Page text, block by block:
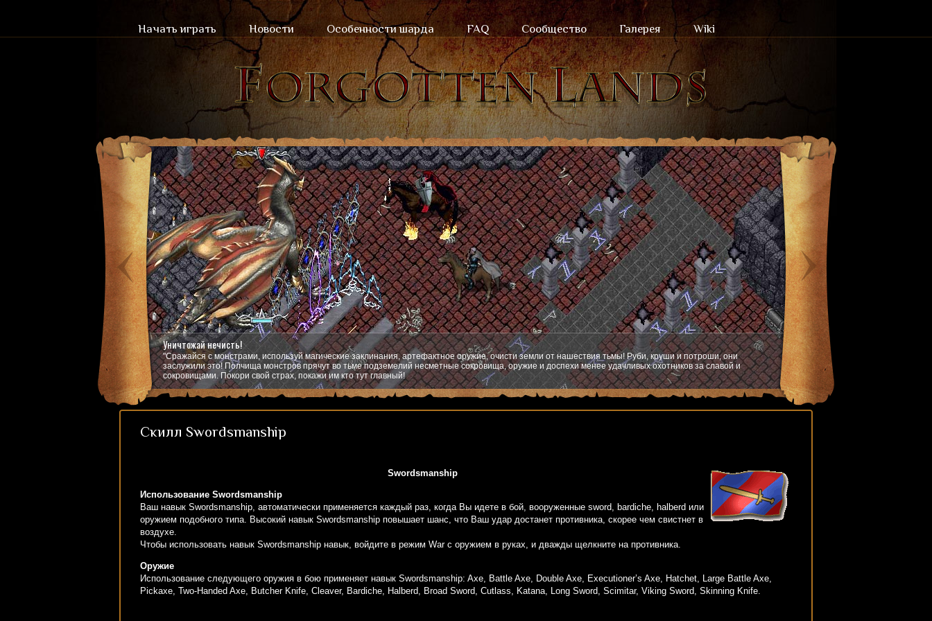
Начать играть Новости Особенности шарда FAQ Сообщество Галерея Wiki
Уничтожай нечисть!
"Сражайся с монстрами, используй магические заклинания, артефактное оружие, очисти земли от нашествия тьмы! Руби, круши и потроши, они
заслужили это! Полчища монстров прячут во тьме подземелий несметные сокровища, оружие и доспехи менее удачливых охотников за славой и
сокровищами. Покори свой страх, покажи им кто тут главный!
Скилл Swordsmanship
Swordsmanship
Использование Swordsmanship
Ваш навык Swordsmanship, автоматически применяется каждый раз, когда Вы идете в бой, вооруженные sword, bardiche, halberd или
оружием подобного типа. Высокий навык Swordsmanship повышает шанс, что Ваш удар достанет противника, скорее чем свистнет в
воздухе.
Чтобы использовать навык Swordsmanship навык, войдите в режим War с оружием в руках, и дважды щелкните на противника.
Оружие
Использование следующего оружия в бою применяет навык Swordsmanship: Axe, Battle Axe, Double Axe, Executioner’s Axe, Hatchet, Large Battle Axe,
Pickaxe, Two-Handed Axe, Butcher Knife, Cleaver, Bardiche, Halberd, Broad Sword, Cutlass, Katana, Long Sword, Scimitar, Viking Sword, Skinning Knife.